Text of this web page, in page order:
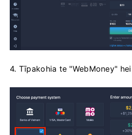
4. Tīpakohia te "WebMoney"